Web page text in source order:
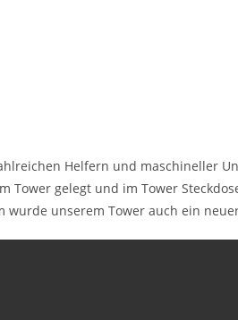
Helfern und maschineller
Tower gelegt und im Tower
wurde unserem Tower auch ein